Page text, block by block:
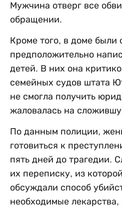
Мужчина отверг все
обращении.
Кроме того, в доме были
предположительно
детей. В них она
семейных судов штата
не смогла получить
жаловалась на
По данным полиции,
готовиться к
пять дней до трагедии.
их переписку, из
обсуждали способ
необходимые